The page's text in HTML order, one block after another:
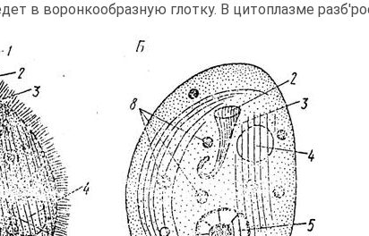
в воронкообразную глотку. В цитоплазме